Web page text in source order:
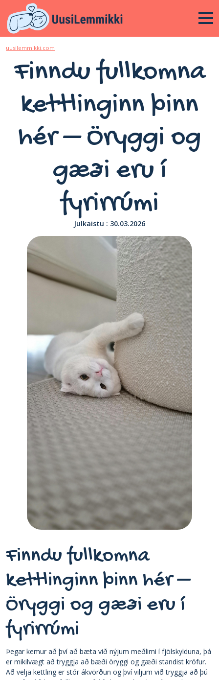
uusilemmikki.com
Finndu fullkomna
kettlinginn þinn
hér – Öryggi og
gæði eru í
fyrirrúmi
Julkaistu : 30.03.2026
Finndu fullkomna
kettlinginn þinn hér –
Öryggi og gæði eru í
fyrirrúmi
Þegar kemur að því að bæta við nýjum meðlimi í fjölskylduna, þá
er mikilvægt að tryggja að bæði öryggi og gæði standist kröfur.
Að velja kettling er stór ákvörðun og því viljum við tryggja að þú